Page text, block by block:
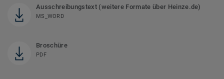
Ausschreibungstext (weitere Formate über Heinze.de)
MS_WORD
Broschüre
PDF